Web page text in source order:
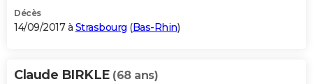
Décès
14/09/2017 à Strasbourg (Bas-Rhin)
Claude BIRKLE (68 ans)